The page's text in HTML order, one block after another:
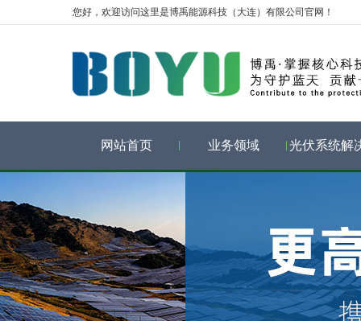
您好，欢迎访问这里是博禹能源科技（大连）有限公司官网！
网站首页 业务领域 光伏系统解